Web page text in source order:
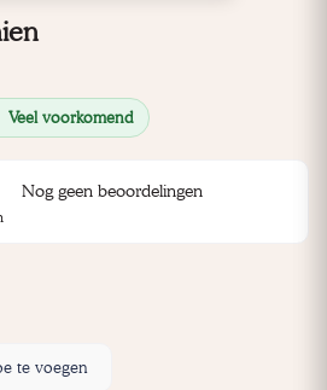
Veel voorkomend
Nog geen beoordelingen
te voegen